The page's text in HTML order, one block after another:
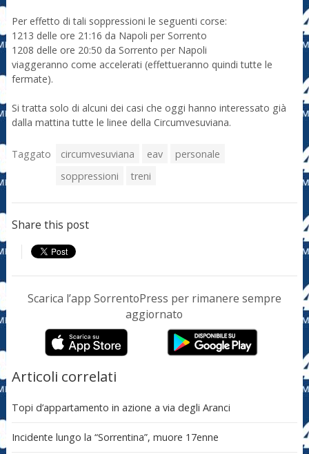
Per effetto di tali soppressioni le seguenti corse:
1213 delle ore 21:16 da Napoli per Sorrento
1208 delle ore 20:50 da Sorrento per Napoli
viaggeranno come accelerati (effettueranno quindi tutte le
fermate).
Si tratta solo di alcuni dei casi che oggi hanno interessato già
dalla mattina tutte le linee della Circumvesuviana.
Taggato circumvesuviana eav
personale
soppressioni
treni
Share this post
Scarica l’app SorrentoPress per rimanere sempre
aggiornato
Articoli correlati
Topi d’appartamento in azione a via degli Aranci
Incidente lungo la “Sorrentina”, muore 17enne